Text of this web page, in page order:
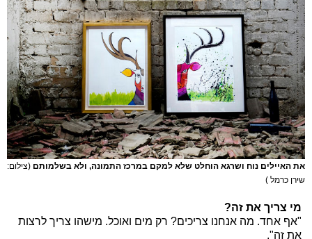
את האיילים נוח ושרגא הוחלט שלא למקם במרכז התמונה, ולא בשלמותם (צילום:
שירן כרמל )
מי צריך את זה?
"אף אחד. מה אנחנו צריכים? רק מים ואוכל. מישהו צריך לרצות
את זה".